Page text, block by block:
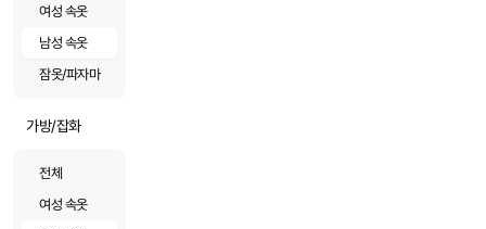
여성 속옷
남성 속옷
잠옷/파자마
가방/잡화
전체
여성 속옷